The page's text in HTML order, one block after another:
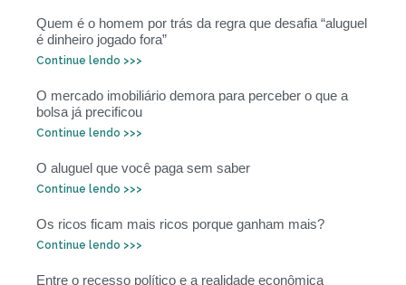
Quem é o homem por trás da regra que desafia “aluguel
é dinheiro jogado fora”
Continue lendo >>>
O mercado imobiliário demora para perceber o que a
bolsa já precificou
Continue lendo >>>
O aluguel que você paga sem saber
Continue lendo >>>
Os ricos ficam mais ricos porque ganham mais?
Continue lendo >>>
Entre o recesso político e a realidade econômica